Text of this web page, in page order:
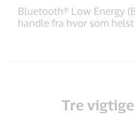
Bluetooth® Low Energy
handle fra hvor som helst
Tre